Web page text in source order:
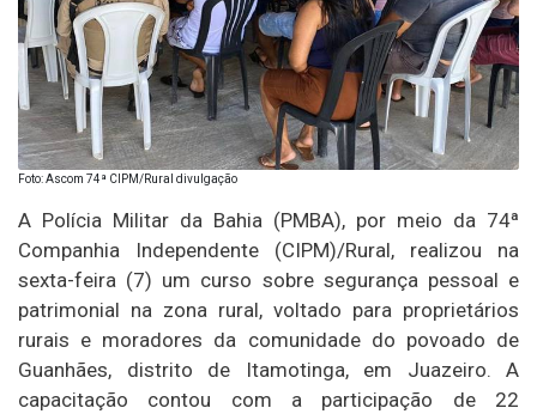
Foto: Ascom 74ª CIPM/Rural divulgação
A Polícia Militar da Bahia (PMBA), por meio da 74ª
Companhia Independente (CIPM)/Rural, realizou na
sexta-feira (7) um curso sobre segurança pessoal e
patrimonial na zona rural, voltado para proprietários
rurais e moradores da comunidade do povoado de
Guanhães, distrito de Itamotinga, em Juazeiro. A
capacitação contou com a participação de 22